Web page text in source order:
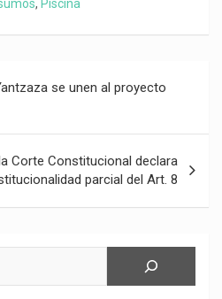
, Piscina
se unen al proyecto
Corte Constitucional declara
parcial del Art. 8